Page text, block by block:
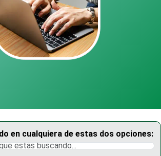
en cualquiera de estas dos opciones: